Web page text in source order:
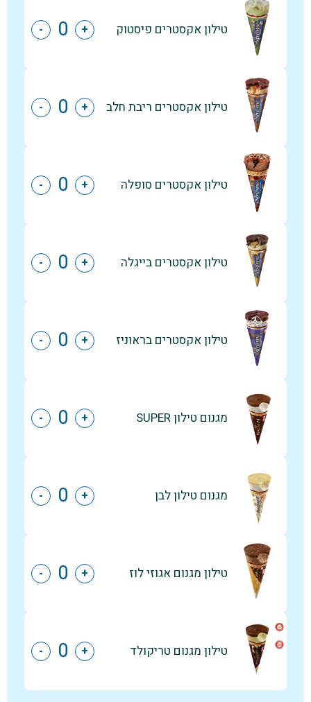
טילון אקסטרים פיסטוק +
-
טילון אקסטרים ריבת חלב +
-
טילון אקסטרים סופלה +
-
טילון אקסטרים בייגלה +
-
טילון אקסטרים בראוניז +
-
מגנום טילון SUPER +
-
מגנום טילון לבן +
-
טילון מגנום אגוזי לוז +
-
טילון מגנום טריקולד +
-